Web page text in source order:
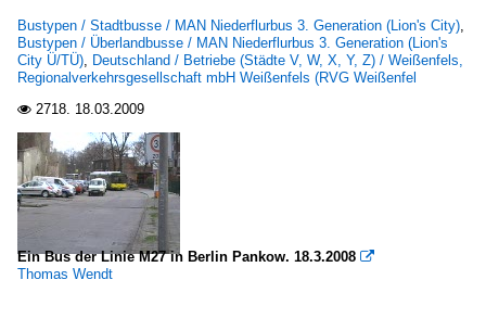
Bustypen / Stadtbusse / MAN Niederflurbus 3. Generation (Lion's City),
Bustypen / Überlandbusse / MAN Niederflurbus 3. Generation (Lion's
City Ü/TÜ), Deutschland / Betriebe (Städte V, W, X, Y, Z) / Weißenfels,
Regionalverkehrsgesellschaft mbH Weißenfels (RVG Weißenfel
 2718. 18.03.2009
Ein Bus der Linie M27 in Berlin Pankow. 18.3.2008 
Thomas Wendt